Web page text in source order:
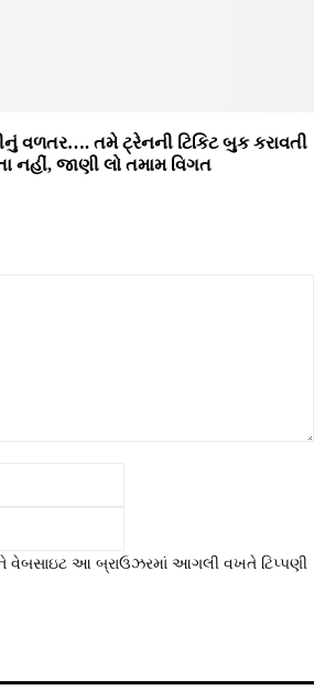
વળતર…. તમે ટ્રેનની ટિકિટ બુક કરાવતી
નહીં, જાણી લો તમામ વિગત
વેબસાઇટ આ બ્રાઉઝરમાં આગલી વખતે ટિપ્પણી